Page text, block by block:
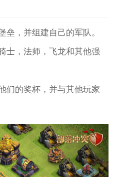
垒，并组建自己的军队。
士，法师，飞龙和其他强
们的奖杯，并与其他玩家